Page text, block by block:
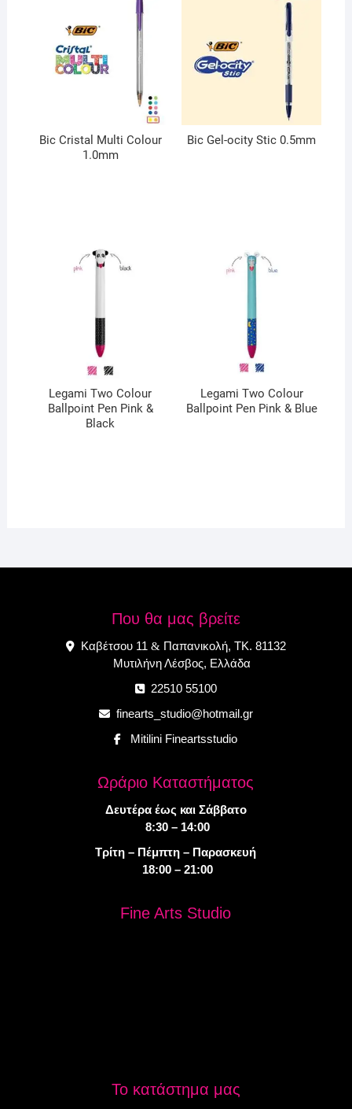
Bic Cristal Multi Colour
1.0mm
Bic Gel-ocity Stic 0.5mm
Legami Two Colour
Ballpoint Pen Pink &
Black
Legami Two Colour
Ballpoint Pen Pink & Blue
Που θα μας βρείτε
Καβέτσου 11 &Παπανικολή, ΤΚ. 81132
Μυτιλήνη Λέσβος, Ελλάδα
22510 55100
finearts_studio@hotmail.gr
Mitilini Fineartsstudio
Ωράριο Καταστήματος
Δευτέρα έως και Σάββατο
8:30 – 14:00
Τρίτη – Πέμπτη – Παρασκευή
18:00 – 21:00
Fine Arts Studio
Το κατάστημα μας